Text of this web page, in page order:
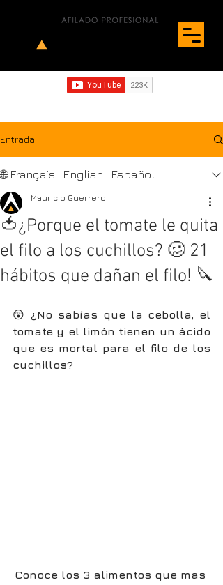
Entrada
🌐 Français · English · Español
🍅¿Porque el tomate le quita
el filo a los cuchillos? 🥴 21
hábitos que dañan el filo! 🔪
Mauricio Guerrero
😲 ¿No sabías que la cebolla, el
tomate y el limón tienen un ácido
que es mortal para el filo de los
cuchillos?
Conoce los 3 alimentos que mas